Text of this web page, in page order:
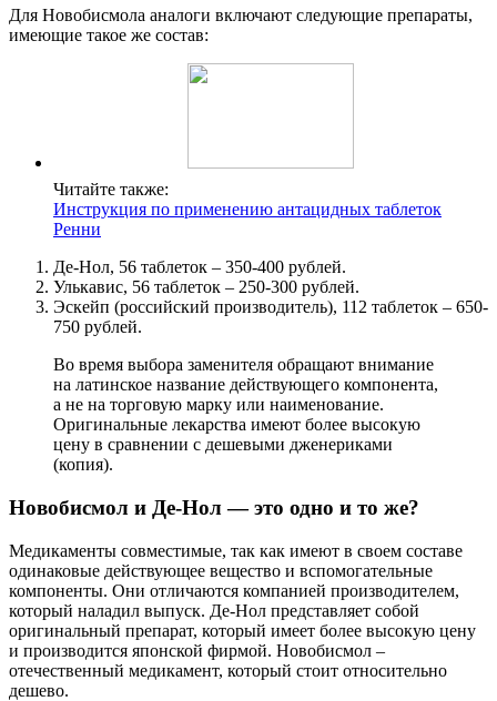
Для Новобисмола аналоги включают следующие препараты,
имеющие такое же состав:
Читайте также:
Инструкция по применению антацидных таблеток
Ренни
Де-Нол, 56 таблеток – 350-400 рублей.
Улькавис, 56 таблеток – 250-300 рублей.
Эскейп (российский производитель), 112 таблеток – 650-
750 рублей.
Во время выбора заменителя обращают внимание
на латинское название действующего компонента,
а не на торговую марку или наименование.
Оригинальные лекарства имеют более высокую
цену в сравнении с дешевыми дженериками
(копия).
Новобисмол и Де-Нол — это одно и то же?
Медикаменты совместимые, так как имеют в своем составе
одинаковые действующее вещество и вспомогательные
компоненты. Они отличаются компанией производителем,
который наладил выпуск. Де-Нол представляет собой
оригинальный препарат, который имеет более высокую цену
и производится японской фирмой. Новобисмол –
отечественный медикамент, который стоит относительно
дешево.